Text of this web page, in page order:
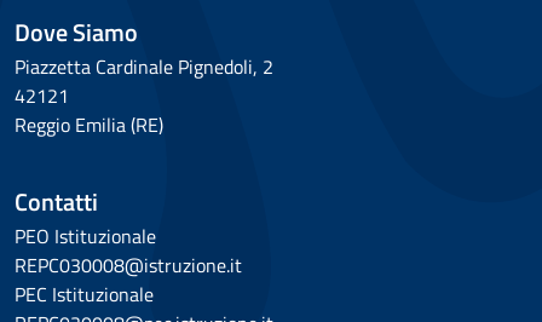
Dove Siamo
Piazzetta Cardinale Pignedoli, 2
42121
Reggio Emilia (RE)
Contatti
PEO Istituzionale
REPC030008@istruzione.it
PEC Istituzionale